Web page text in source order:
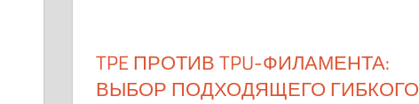
TPE ПРОТИВ TPU-ФИЛАМЕНТА:
ВЫБОР ПОДХОДЯЩЕГО ГИБКОГО